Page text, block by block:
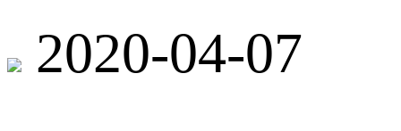
2020-04-07